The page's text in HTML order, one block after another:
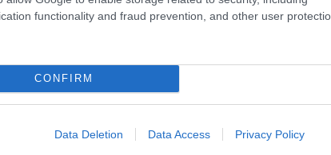
functionality and fraud prevention, and other user
CONFIRM
Data Deletion Data Access Privacy Policy